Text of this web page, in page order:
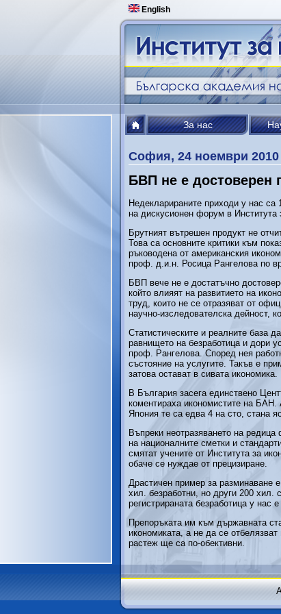
English
За нас
София, 24 ноември 2010
БВП не е достоверен
Недекларираните приходи у нас са
на дискусионен форум в
Брутният вътрешен продукт не
Това са основните критики към
ръководена от американския
проф. д.и.н. Росица Рангелова по
БВП вече не е достатъчно
който влияят на развитието на
труд, които не се отразяват от
научно-изследователска дейност,
Статистическите и реалните база
равнището на безработица и дори
проф. Рангелова. Според нея
състояние на услугите. Такъв е
затова остават в сивата икономика.
В България засега единствено
коментираха икономистите на
Япония те са едва 4 на сто, стана
Въпреки неотразяването на
на националните сметки и
смятат учените от Института за
обаче се нуждае от прецизиране.
Драстичен пример за разминаване
хил. безработни, но други 200
регистрираната безработица у нас
Препоръката им към държавната
икономиката, а не да се
растеж ще са по-обективни.